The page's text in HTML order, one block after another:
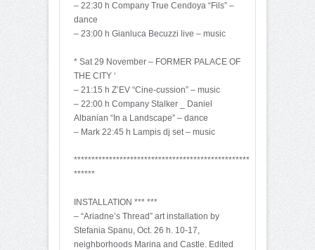
– 22:30 h Company True Cendoya “Fils” –
dance
– 23:00 h Gianluca Becuzzi live – music
* Sat 29 November – FORMER PALACE OF
THE CITY ‘
– 21:15 h Z’EV “Cine-cussion” – music
– 22:00 h Company Stalker _ Daniel
Albanian “In a Landscape” – dance
– Mark 22:45 h Lampis dj set – music
**************************************************
******
INSTALLATION *** ***
– “Ariadne’s Thread” art installation by
Stefania Spanu, Oct. 26 h. 10-17,
neighborhoods Marina and Castle. Edited